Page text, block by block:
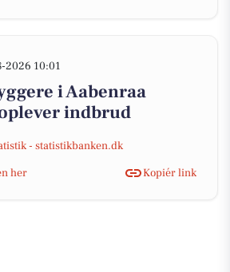
2026 10:01
i Aabenraa
indbrud
- statistikbanken.dk
her
Kopiér link